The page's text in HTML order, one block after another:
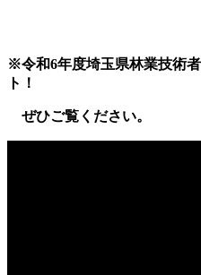
※令和6年度埼玉県林業技術
ト！
ぜひご覧ください。